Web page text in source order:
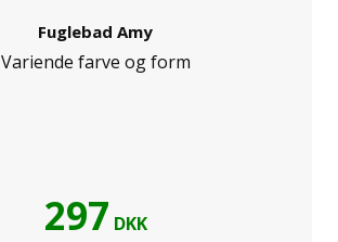
Fuglebad Amy
Variende farve og form
297 DKK